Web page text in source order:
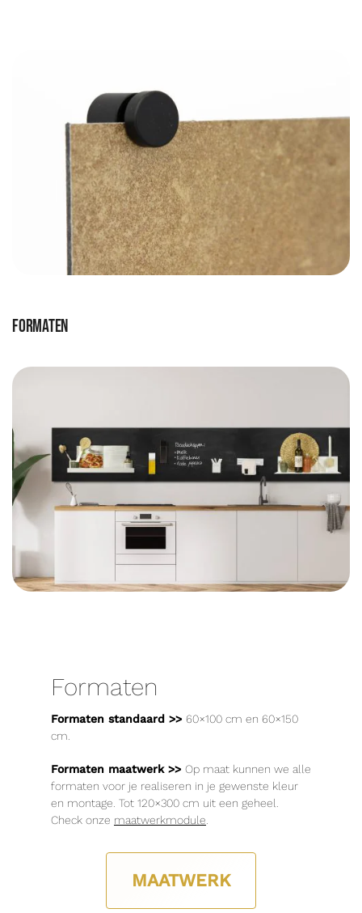
Formaten
Formaten
Formaten standaard >> 60×100 cm en 60×150
cm.
Formaten maatwerk >> Op maat kunnen we alle
formaten voor je realiseren in je gewenste kleur
en montage. Tot 120×300 cm uit een geheel.
Check onze maatwerkmodule
MAATWERK